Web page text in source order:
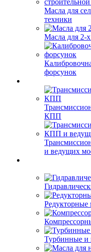
Масла для
техники
Масла для 2-
форсунок
КПП
и ведущих
Редукторные
Турбинные и